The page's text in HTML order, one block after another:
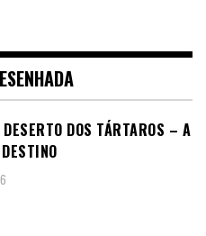
DOS TÁRTAROS – A